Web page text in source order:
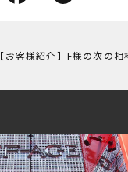
【お客様紹介】F様の次の